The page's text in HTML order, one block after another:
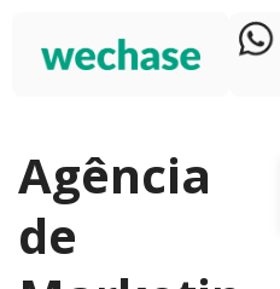
Agência
de